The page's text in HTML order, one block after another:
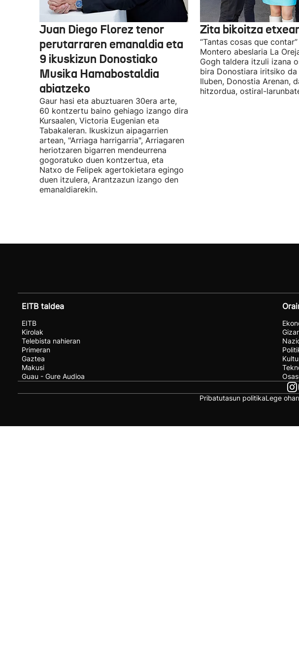
Juan Diego Florez tenor
perutarraren emanaldia eta
9 ikuskizun Donostiako
Musika Hamabostaldia
abiatzeko
Gaur hasi eta abuztuaren 30era arte,
60 kontzertu baino gehiago izango dira
Kursaalen, Victoria Eugenian eta
Tabakaleran. Ikuskizun aipagarrien
artean, "Arriaga harrigarria", Arriagaren
heriotzaren bigarren mendeurrena
gogoratuko duen kontzertua, eta
Natxo de Felipek agertokietara egingo
duen itzulera, Arantzazun izango den
emanaldiarekin.
Zita bikoitza
“Tantas cosas que
Montero abeslaria La
Gogh taldera itzuli izana
bira Donostiara iritsiko da
Iluben, Donostia Arenan,
hitzordua, ostiral-
EITB taldea
EITB
Kirolak
Telebista nahieran
Primeran
Gaztea
Makusi
Guau - Gure Audioa
Pribatutasun politikaLege